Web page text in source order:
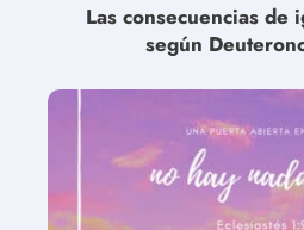
Las consecuencias de
según